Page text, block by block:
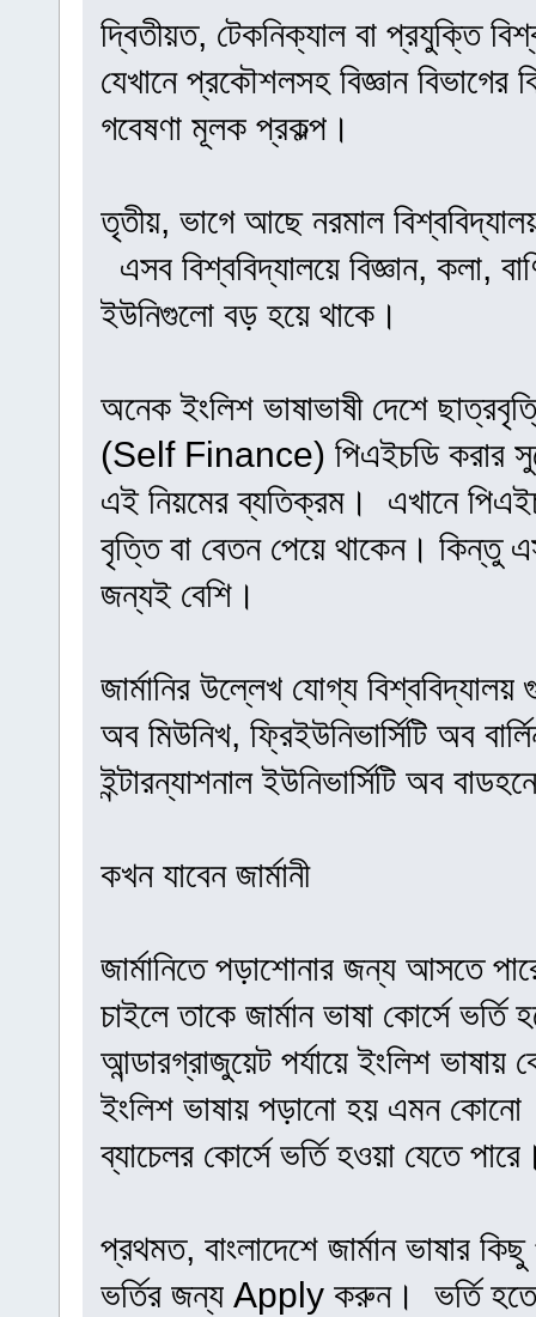
দ্বিতীয়ত, টেকনিক্যাল বা
যেখানে প্রকৌশলসহ বিজ্ঞান
গবেষণা মূলক প্রকল্প।
তৃতীয়, ভাগে আছে নরমাল
এসব বিশ্ববিদ্যালয়ে বিজ্ঞান,
ইউনিগুলো বড় হয়ে থাকে।
অনেক ইংলিশ ভাষাভাষী দেশে
(Self Finance) পিএইচডি করার
এই নিয়মের ব্যতিক্রম। এখানে
বৃত্তি বা বেতন পেয়ে থাকেন। কিন্তু
জন্যই বেশি।
জার্মানির উল্লেখ যোগ্য বিশ্ববিদ্যালয়
অব মিউনিখ, ফ্রিইউনিভার্সিটি অব
ইন্টারন্যাশনাল ইউনিভার্সিটি অব
কখন যাবেন জার্মানী
জার্মানিতে পড়াশোনার জন্য আসতে
চাইলে তাকে জার্মান ভাষা কোর্সে
আন্ডারগ্রাজুয়েট পর্যায়ে ইংলিশ
ইংলিশ ভাষায় পড়ানো হয় এমন
ব্যাচেলর কোর্সে ভর্তি হওয়া যেতে
প্রথমত, বাংলাদেশে জার্মান ভাষার কিছু
ভর্তির জন্য Apply করুন। ভর্তি